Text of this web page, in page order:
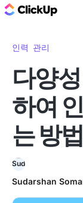
인력 관리
다양
하여
는 방법
Sudarshan